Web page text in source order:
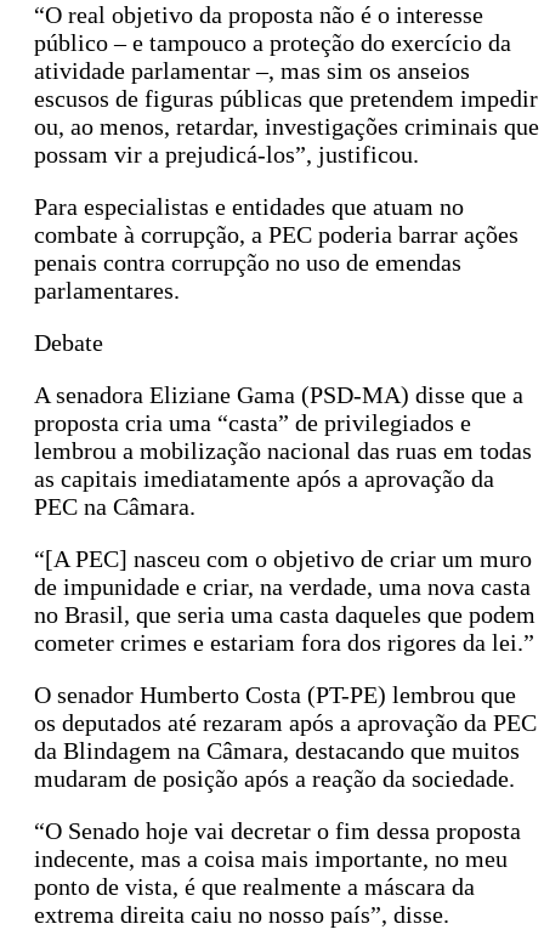
“O real objetivo da proposta não é o interesse
público – e tampouco a proteção do exercício da
atividade parlamentar –, mas sim os anseios
escusos de figuras públicas que pretendem impedir
ou, ao menos, retardar, investigações criminais que
possam vir a prejudicá-los”, justificou.
Para especialistas e entidades que atuam no
combate à corrupção, a PEC poderia barrar ações
penais contra corrupção no uso de emendas
parlamentares.
Debate
A senadora Eliziane Gama (PSD-MA) disse que a
proposta cria uma “casta” de privilegiados e
lembrou a mobilização nacional das ruas em todas
as capitais imediatamente após a aprovação da
PEC na Câmara.
“[A PEC] nasceu com o objetivo de criar um muro
de impunidade e criar, na verdade, uma nova casta
no Brasil, que seria uma casta daqueles que podem
cometer crimes e estariam fora dos rigores da lei.”
O senador Humberto Costa (PT-PE) lembrou que
os deputados até rezaram após a aprovação da PEC
da Blindagem na Câmara, destacando que muitos
mudaram de posição após a reação da sociedade.
“O Senado hoje vai decretar o fim dessa proposta
indecente, mas a coisa mais importante, no meu
ponto de vista, é que realmente a máscara da
extrema direita caiu no nosso país”, disse.